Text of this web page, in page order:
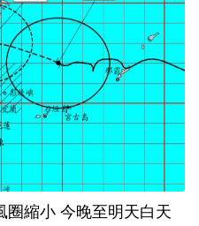
圈縮小 今晚至明天白天